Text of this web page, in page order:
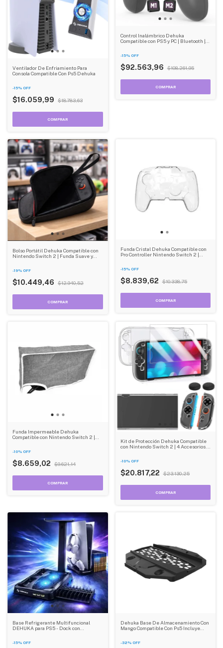
Ventilador De Enfriamiento Para
Consola Compatible Con Ps5 Dehuka
-15% OFF
$16.059,99 $18.783,63
Control Inalámbrico Dehuka
Compatible con PS5 y PC | Bluetooth |
-15% OFF
$92.563,96 $108.261,95
COMPRAR
Bolso Portátil Dehuka Compatible con
Nintendo Switch 2 | Funda Suave y
-19% OFF
$10.449,46 $12.940,52
Funda Cristal Dehuka Compatible con
Pro Controller Nintendo Switch 2 |
-15% OFF
$8.839,62 $10.338,75
Funda Impermeable Dehuka
Compatible con Nintendo Switch 2 |
-10% OFF
$8.659,02 $9.621,14
Kit de Protección Dehuka Compatible
con Nintendo Switch 2 | 4 Accesorios |
-10% OFF
$20.817,22 $23.130,25
Base Refrigerante Multifuncional
DEHUKA para PS5 - Dock con
-15% OFF
Dehuka Base De Almacenamiento Con
Mango Compatible Con Ps5 Incluye
-32% OFF